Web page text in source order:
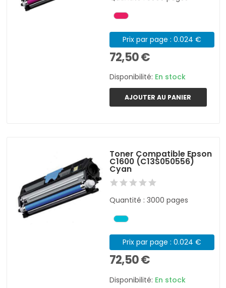
Prix par page : 0.024 €
72,50 €
Disponibilité: En stock
AJOUTER AU PANIER
Toner Compatible Epson
C1600 (C13S050556)
Cyan
Quantité : 3000 pages
Prix par page : 0.024 €
72,50 €
Disponibilité: En stock